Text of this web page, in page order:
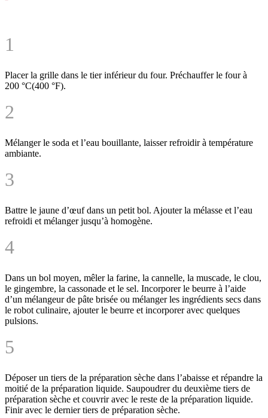
1
Placer la grille dans le tier inférieur du four. Préchauffer le four à
200 °C(400 °F).
2
Mélanger le soda et l’eau bouillante, laisser refroidir à température
ambiante.
3
Battre le jaune d’œuf dans un petit bol. Ajouter la mélasse et l’eau
refroidi et mélanger jusqu’à homogène.
4
Dans un bol moyen, mêler la farine, la cannelle, la muscade, le clou,
le gingembre, la cassonade et le sel. Incorporer le beurre à l’aide
d’un mélangeur de pâte brisée ou mélanger les ingrédients secs dans
le robot culinaire, ajouter le beurre et incorporer avec quelques
pulsions.
5
Déposer un tiers de la préparation sèche dans l’abaisse et répandre la
moitié de la préparation liquide. Saupoudrer du deuxième tiers de
préparation sèche et couvrir avec le reste de la préparation liquide.
Finir avec le dernier tiers de préparation sèche.